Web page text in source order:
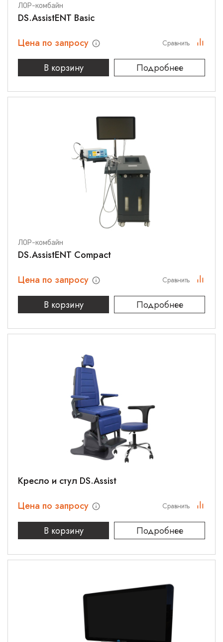
ЛОР-комбайн
DS.AssistENT Basic
Цена по запросу
В корзину
Подробнее
Сравнить
ЛОР-комбайн
DS.AssistENT Compact
Цена по запросу
В корзину
Подробнее
Сравнить
Кресло и стул DS.Assist
Цена по запросу
В корзину
Подробнее
Сравнить